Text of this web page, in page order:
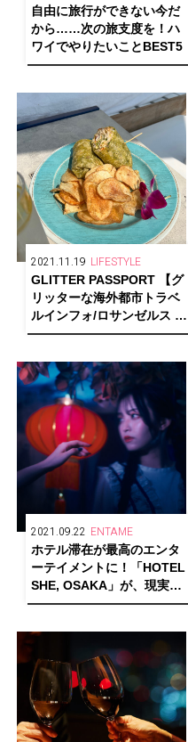
自由に旅行ができない今だ
から……次の旅支度を！ハ
ワイでやりたいことBEST5
2021.11.19 LIFESTYLE
GLITTER PASSPORT 【グ
リッターな海外都市トラベ
ルインフォ/ロサンゼルス ワ
ーケーション編】
2021.09.22 ENTAME
ホテル滞在が最高のエンタ
ーテイメントに！「HOTEL
SHE, OSAKA」が、現実と
物語を行き来する“泊まれる